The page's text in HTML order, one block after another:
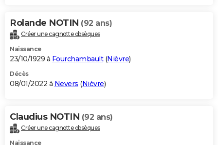
Rolande NOTIN (92 ans)
Créer une cagnotte obsèques
Naissance
23/10/1929 à Fourchambault(Nièvre)
Décès
08/01/2022 à Nevers (Nièvre)
Claudius NOTIN (92 ans)
Créer une cagnotte obsèques
Naissance